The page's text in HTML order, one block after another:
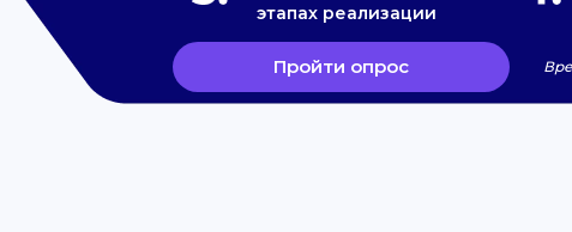
этапах реализации
Пройти опрос